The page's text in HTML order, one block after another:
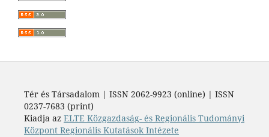
Tér és Társadalom | ISSN 2062-9923 (online) | ISSN
0237-7683 (print)
Kiadja az ELTE Közgazdaság- és Regionális Tudományi
Központ Regionális Kutatások Intézete